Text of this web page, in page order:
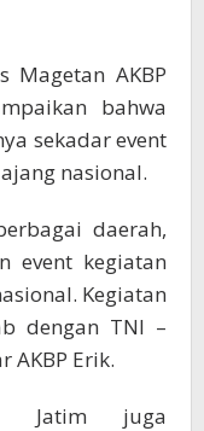
Magetan AKBP
bahwa
sekadar event
nasional.
daerah,
event kegiatan
Kegiatan
dengan TNI –
AKBP Erik.
Jatim juga